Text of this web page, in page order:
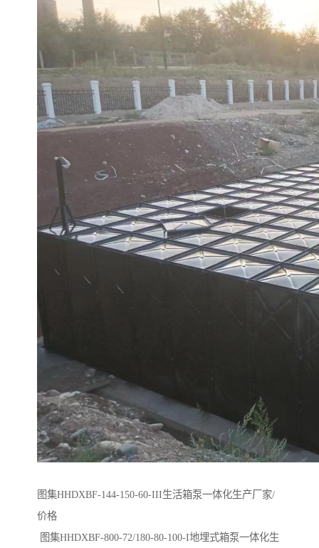
图集HHDXBF-144-150-60-III生活箱泵一体化生产厂家/
价格
图集HHDXBF-800-72/180-80-100-I地埋式箱泵一体化生